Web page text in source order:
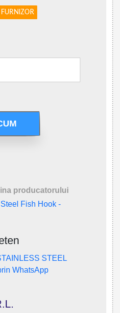
FURNIZOR
producatorului
Fish Hook -